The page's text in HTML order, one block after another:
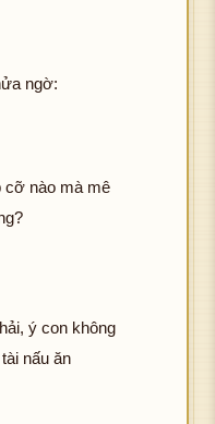
ngờ:
cỡ nào mà mê
ý con không
nấu ăn